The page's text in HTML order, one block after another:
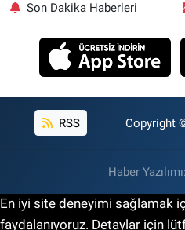
Son Dakika Haberleri
RSS Copyright
Haber Yazılımı:
En iyi site deneyimi sağlamak
faydalanıyoruz. Detaylar için